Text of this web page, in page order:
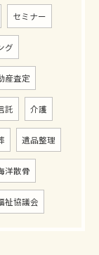
セミナー
グ
産査定
託 介護
遺品整理
洋散骨
祉協議会